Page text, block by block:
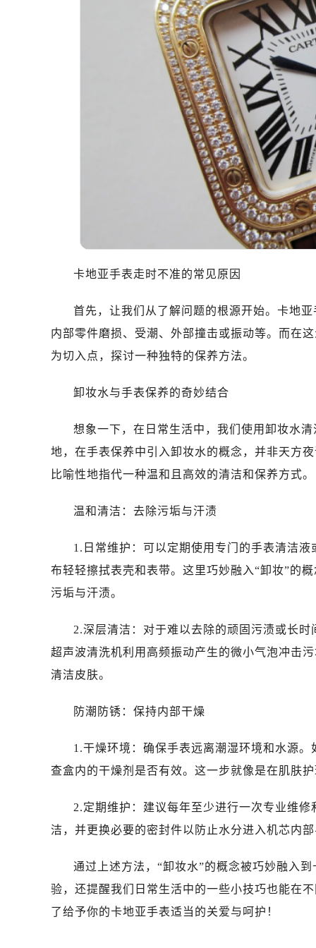
卡地亚手表走时不准的常见原因
首先，让我们从了解问题的根源开始。卡地
内部零件磨损、受潮、外部撞击或振动等。而在
为切入点，探讨一种独特的保养方法。
卸妆水与手表保养的奇妙结合
想象一下，在日常生活中，我们使用卸妆水
地，在手表保养中引入卸妆水的概念，并非天方
比喻性地指代一种温和且高效的清洁和保养方式。
温和清洁：去除污垢与汗渍
1.日常维护：可以定期使用专门的手表清洁
布轻轻擦拭表壳和表带。这里巧妙融入“卸妆”的
污垢与汗渍。
2.深层清洁：对于难以去除的顽固污渍或长
超声波清洗机利用高频振动产生的微小气泡冲击
清洁皮肤。
防潮防锈：保持内部干燥
1.干燥环境：确保手表远离潮湿环境和水源
查盒内的干燥剂是否有效。这一步就像是在肌肤
2.定期维护：建议每年至少进行一次专业维
洁，并更换必要的密封件以防止水分进入机芯内
通过上述方法，“卸妆水”的概念被巧妙融入
验，还提醒我们日常生活中的一些小技巧也能在
了给予你的卡地亚手表适当的关爱与呵护！